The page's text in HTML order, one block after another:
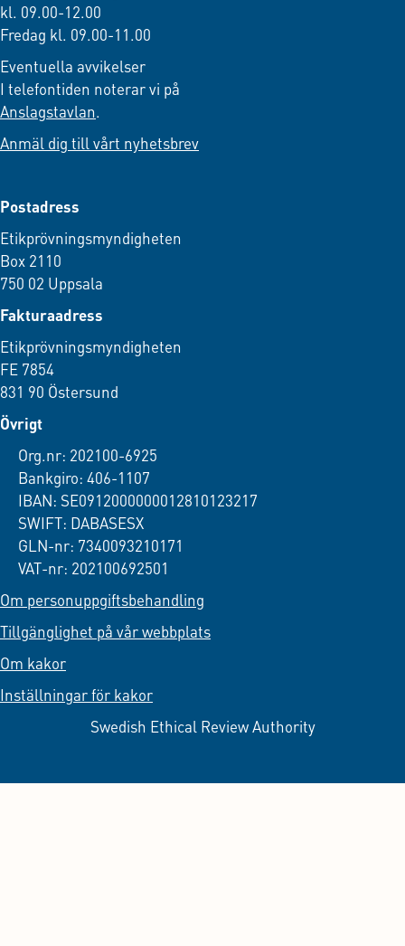
kl. 09.00-12.00
Fredag kl. 09.00-11.00
Eventuella avvikelser
I telefontiden noterar vi på
Anslagstavlan.
Anmäl dig till vårt nyhetsbrev
Postadress
Etikprövningsmyndigheten
Box 2110
750 02 Uppsala
Fakturaadress
Etikprövningsmyndigheten
FE 7854
831 90 Östersund
Övrigt
Org.nr: 202100-6925
Bankgiro: 406-1107
IBAN: SE0912000000012810123217
SWIFT: DABASESX
GLN-nr: 7340093210171
VAT-nr: 202100692501
Om personuppgiftsbehandling
Tillgänglighet på vår webbplats
Om kakor
Inställningar för kakor
Swedish Ethical Review Authority